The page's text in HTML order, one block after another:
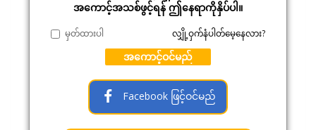
အကောင့်အသစ်ဖွင့်ရန် ဤနေရာကိုနှိပ်ပါ။
မှတ်ထားပါ လျှို့ဝှက်နံပါတ်မေ့နေလား?
အကောင့်ဝင်မည်
Facebook ဖြင့်ဝင်မည်